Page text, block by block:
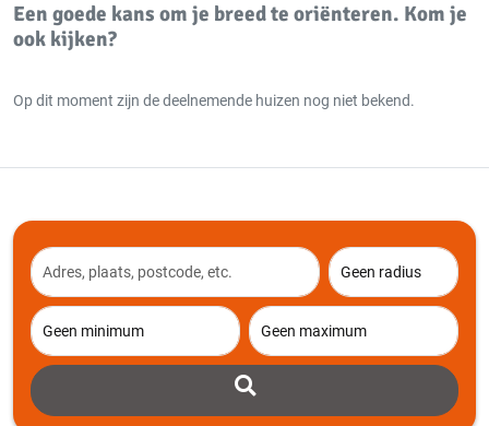
Een goede kans om je breed te oriënteren. Kom je
ook kijken?
Op dit moment zijn de deelnemende huizen nog niet bekend.